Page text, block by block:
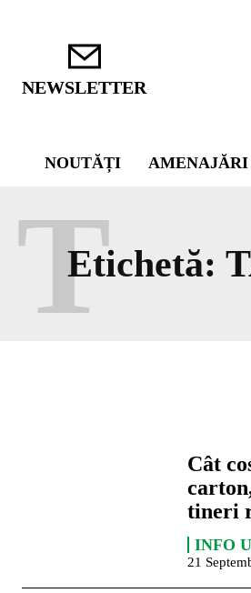
NEWSLETTER
NOUTĂȚI AMENAJĂRI
Etichetă:
T
Cât
tineri
INFO
21